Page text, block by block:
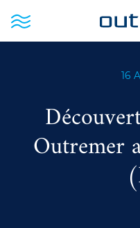
16
Outremer